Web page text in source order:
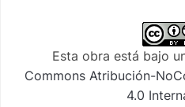
Esta obra está bajo
Commons Atribución-
4.0